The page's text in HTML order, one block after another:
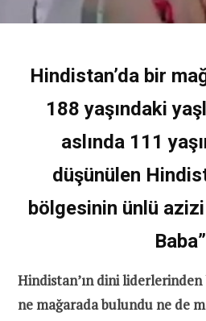
Hindistan’da bir
188 yaşındaki
aslında 111
düşünülen
bölgesinin ünlü
Baba”
Hindistan’ın dini
ne mağarada bulundu ne de